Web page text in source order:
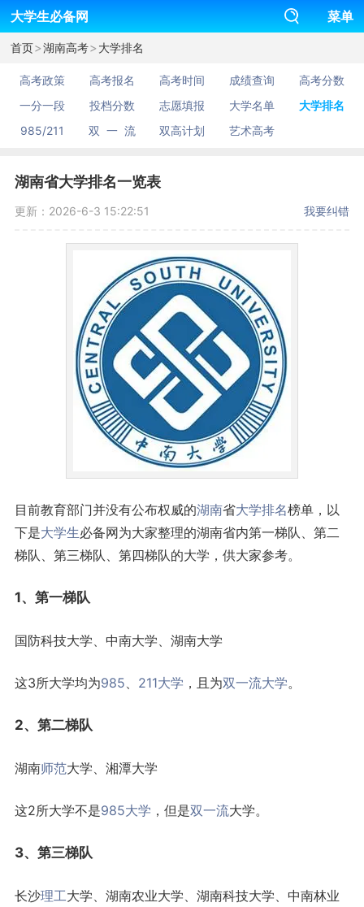
大学生必备网 菜单
首页>湖南高考>大学排名
高考政策 高考报名 高考时间 成绩查询
高考分数
一分一段
投档分数 志愿填报 大学名单
大学排名
985/211
双 一 流 双高计划 艺术高考
湖南省大学排名一览表
更新：2026-6-3 15:22:51 我要纠错
目前教育部门并没有公布权威的湖南省大学排名榜单，以
下是大学生必备网为大家整理的湖南省内第一梯队、第二
梯队、第三梯队、第四梯队的大学，供大家参考。
1、第一梯队
国防科技大学、中南大学、湖南大学
这3所大学均为985、 211大学 ，且为双一流大学。
2、第二梯队
湖南师范大学、湘潭大学
这2所大学不是985大学 ，但是双一流大学。
3、第三梯队
长沙理工大学、湖南农业大学、湖南科技大学、中南林业